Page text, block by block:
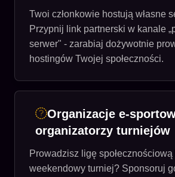
Twoi członkowie hostują własne
Przypnij link partnerski w kanale
serwer" - zarabiaj dożywotnie
hostingów Twojej społeczności.
Organizacje e-
organizatorzy turniejów
Prowadzisz ligę społecznościową
weekendowy turniej? Sponsoruj